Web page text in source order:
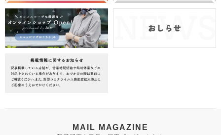
MAIL MAGAZINE